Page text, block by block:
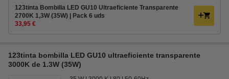
123tinta Bombilla LED GU10 Ultraeficiente Transparente
2700K 1,3W (35W) | Pack 6 uds
33,95 €
123tinta bombilla LED GU10 ultraeficiente transparente
3000K de 1.3W (35W)